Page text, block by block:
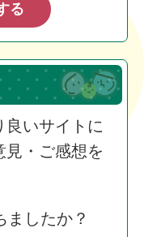
る
良いサイトに
見・ご感想を
ましたか？